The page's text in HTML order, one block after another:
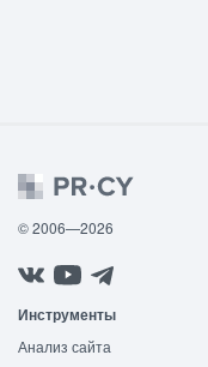
© 2006—2026
Инструменты
Анализ сайта